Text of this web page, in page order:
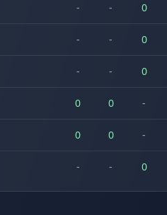
- - 0
- - 0
- - 0
0 0 -
0 0 -
- - 0